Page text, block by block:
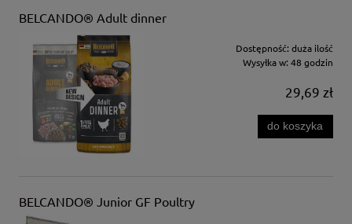
BELCANDO® Adult dinner
Dostępność: duża ilość
Wysyłka w: 48 godzin
29,69 zł
do koszyka
BELCANDO® Junior GF Poultry